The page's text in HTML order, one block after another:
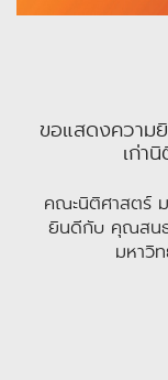
ขอแสดงควา
เก่า
คณะนิติศาสตร์
ยินดีกับ คุณสน
มหาวิ